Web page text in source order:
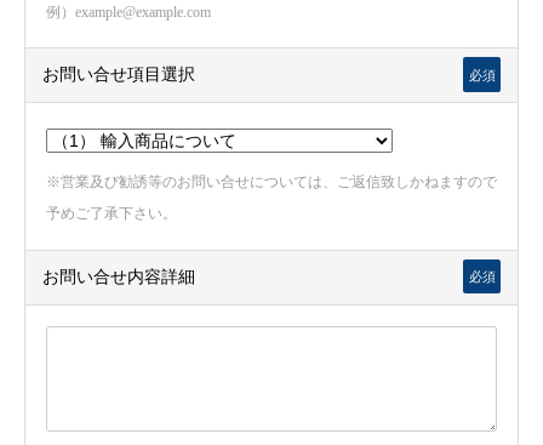
例）example@example.com
お問い合せ項目選択 必須
※営業及び勧誘等のお問い合せについては、ご返信致しかねますので
予めご了承下さい。
お問い合せ内容詳細 必須